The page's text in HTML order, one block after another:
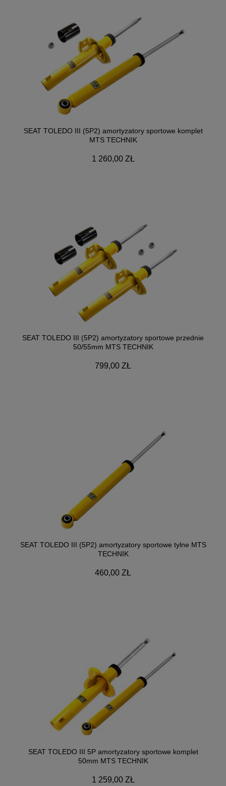
SEAT TOLEDO III (5P2) amortyzatory sportowe komplet
MTS TECHNIK
1 260,00 ZŁ
SEAT TOLEDO III (5P2) amortyzatory sportowe przednie
50/55mm MTS TECHNIK
799,00 ZŁ
SEAT TOLEDO III (5P2) amortyzatory sportowe tylne MTS
TECHNIK
460,00 ZŁ
SEAT TOLEDO III 5P amortyzatory sportowe komplet
50mm MTS TECHNIK
1 259,00 ZŁ